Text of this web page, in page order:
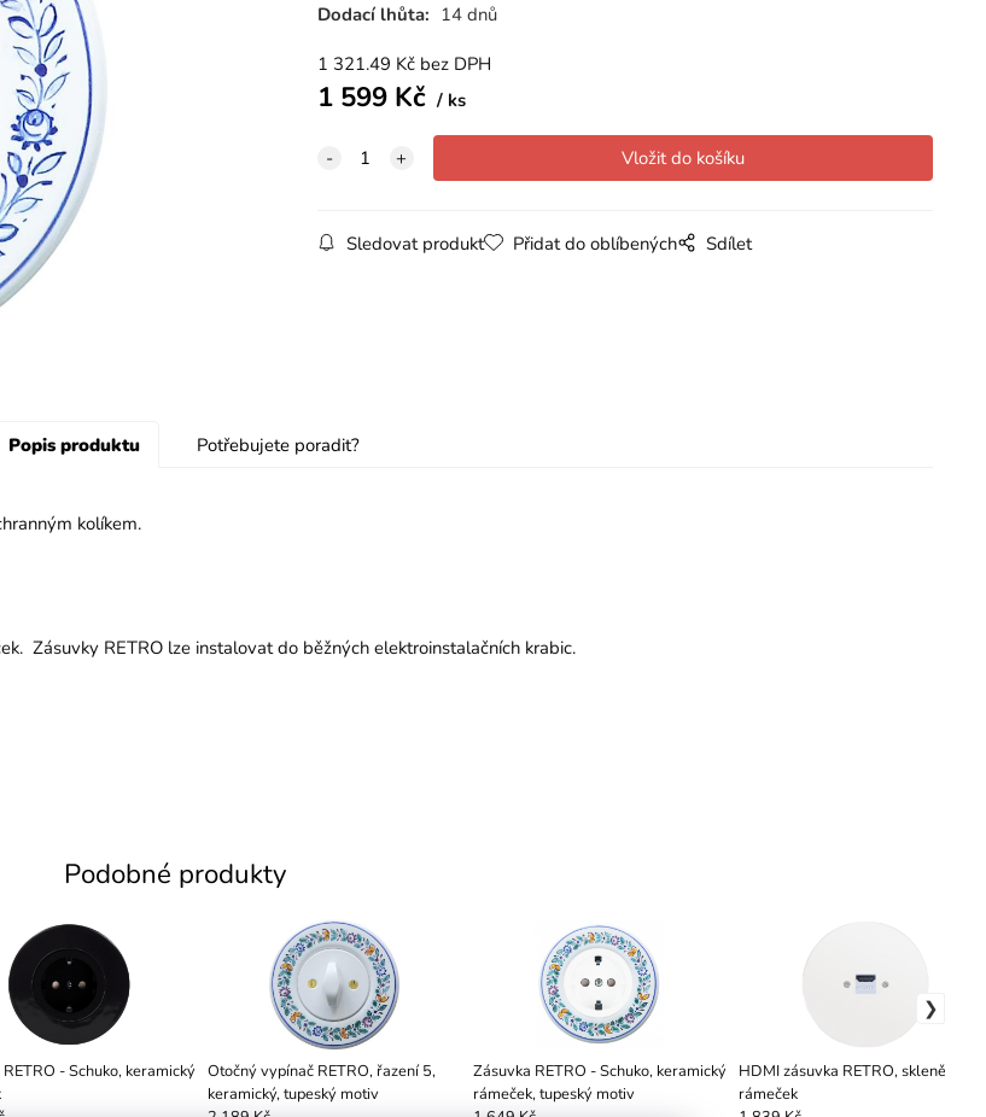
Dodací lhůta: 14 dnů
1 321.49 Kč bez DPH
1 599Kč ks
Sledovat produkt Přidat do oblíbených Sdílet
Popis produktu Potřebujete poradit?
kolíkem.
Zásuvky RETRO lze instalovat do běžných elektroinstalačních krabic.
Podobné produkty
- Schuko, keramický Otočný vypínač RETRO, řazení 5,
keramický, tupeský motiv
Zásuvka RETRO - Schuko, keramický
rámeček, tupeský motiv
HDMI zásuvka RETRO, skleněný
rámeček